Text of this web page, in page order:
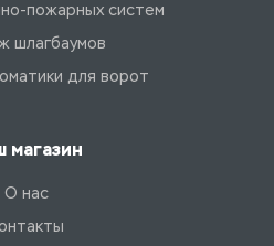
пожарных систем
шлагбаумов
для ворот
магазин
О нас